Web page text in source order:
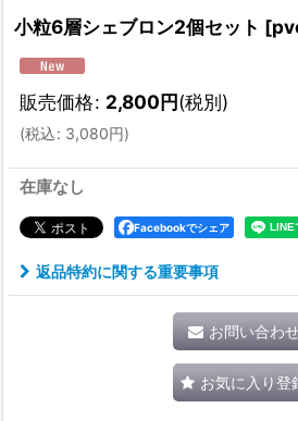
小粒6層シェブロン2個セット [
販売価格: 2,800円(税別)
(税込: 3,080円)
在庫なし
Facebookでシェア
返品特約に関する重要事項
お問い合わ
お気に入り登